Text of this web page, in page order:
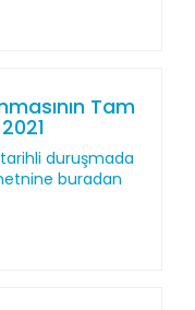
Tam
tarihli duruşmada
buradan